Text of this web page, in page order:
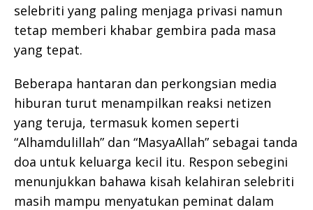
selebriti yang paling menjaga privasi namun
tetap memberi khabar gembira pada masa
yang tepat.
Beberapa hantaran dan perkongsian media
hiburan turut menampilkan reaksi netizen
yang teruja, termasuk komen seperti
“Alhamdulillah” dan “MasyaAllah” sebagai tanda
doa untuk keluarga kecil itu. Respon sebegini
menunjukkan bahawa kisah kelahiran selebriti
masih mampu menyatukan peminat dalam